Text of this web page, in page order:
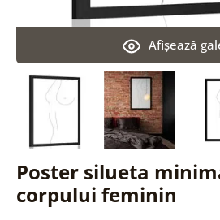
Poster silueta
corpului feminin
Afişează